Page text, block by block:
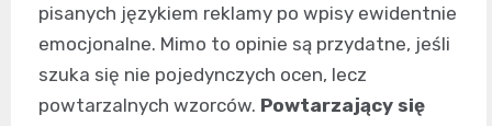
pisanych językiem reklamy po wpisy ewidentnie
emocjonalne. Mimo to opinie są przydatne, jeśli
szuka się nie pojedynczych ocen, lecz
powtarzalnych wzorców. Powtarzający się